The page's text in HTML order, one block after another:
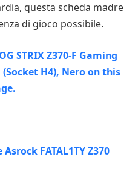
questa scheda madre
di gioco possibile.
FATAL1TY Z370